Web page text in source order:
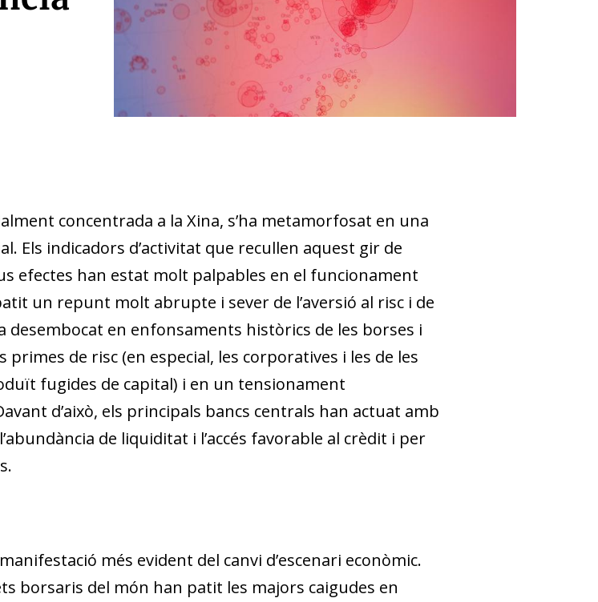
concentrada a la Xina, s’ha metamorfosat en una
Els indicadors d’activitat que recullen aquest gir de
efectes han estat molt palpables en el fun­­cionament
un repunt molt abrupte i sever de l’aversió al risc i de
en enfonsaments històrics de les borses i
de risc (en especial, les corporatives i les de les
fugides de capital) i en un tensionament
d’això, els principals bancs centrals han actuat amb
de liquiditat i l’accés favorable al crèdit i per
més evident del canvi d’escenari econòmic.
borsaris del món han patit les majors caigudes en